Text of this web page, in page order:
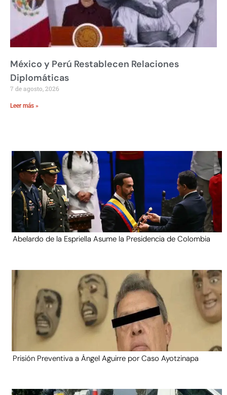
México y Perú Restablecen Relaciones
Diplomáticas
7 de agosto, 2026
Leer más »
Abelardo de la Espriella Asume la Presidencia de Colombia
Prisión Preventiva a Ángel Aguirre por Caso Ayotzinapa